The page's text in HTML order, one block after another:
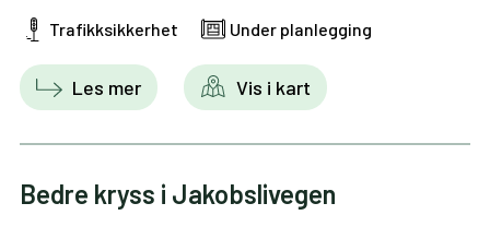
Trafikksikkerhet Under planlegging
Les mer Vis i kart
Bedre kryss i Jakobslivegen